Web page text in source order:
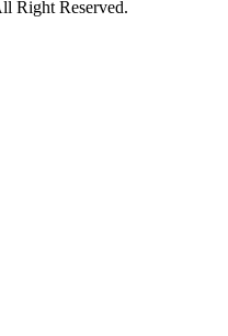
Right Reserved.